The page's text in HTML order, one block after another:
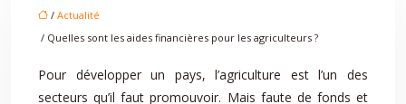
/ Actualité
/ Quelles sont les aides financières pour les agriculteurs ?
Pour développer un pays, l’agriculture est l’un des
secteurs qu’il faut promouvoir. Mais faute de fonds et